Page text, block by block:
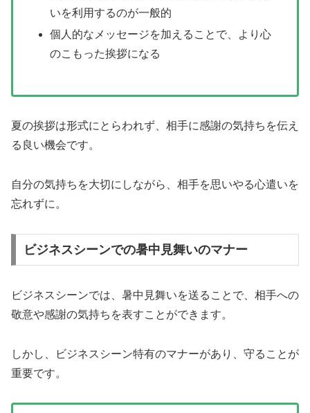
いを利用するのが一般的
個人的なメッセージを加えることで、より心
のこもった挨拶になる
夏の挨拶は形式にとらわれず、相手に感謝の気持ちを伝え
る良い機会です。
自分の気持ちを大切にしながら、相手を思いやる心遣いを
忘れずに。
ビジネスシーンでの暑中見舞いのマナー
ビジネスシーンでは、暑中見舞いを送ることで、相手への
敬意や感謝の気持ちを表すことができます。
しかし、ビジネスシーン特有のマナーがあり、守ることが
重要です。